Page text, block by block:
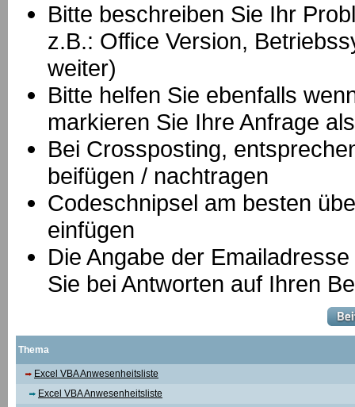
Bitte beschreiben Sie Ihr
z.B.: Office Version,
weiter)
Bitte helfen Sie ebenfalls
markieren Sie Ihre Anfrage
Bei Crossposting,
beifügen / nachtragen
Codeschnipsel am besten
einfügen
Die Angabe der
Sie bei Antworten auf Ihren
Thema
Excel VBA Anwesenheitsliste
Excel VBA Anwesenheitsliste